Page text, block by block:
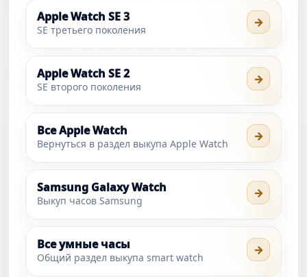
Apple Watch SE 3
SE третьего поколения
→
Apple Watch SE 2
SE второго поколения
→
Все Apple Watch
Вернуться в раздел выкупа Apple Watch
→
Samsung Galaxy Watch
Выкуп часов Samsung
→
Все умные часы
Общий раздел выкупа smart watch
→